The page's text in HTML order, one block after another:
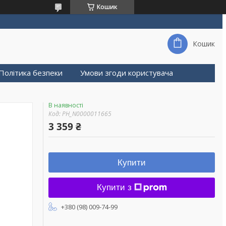
Кошик
Кошик
безпеки Умови згоди користувача
В наявності
Код:PH_N0000011665
3 359 ₴
Купити
Купити з
+380 (98) 009-74-99